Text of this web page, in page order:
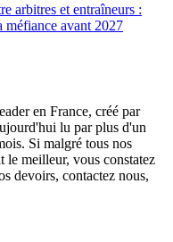
arbitres et entraîneurs :
méfiance avant 2027
en France, créé par
lu par plus d'un
Si malgré tous nos
le meilleur, vous constatez
devoirs, contactez nous,